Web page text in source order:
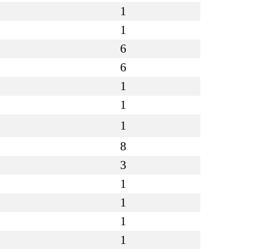
1
1
6
6
1
1
1
8
3
1
1
1
1